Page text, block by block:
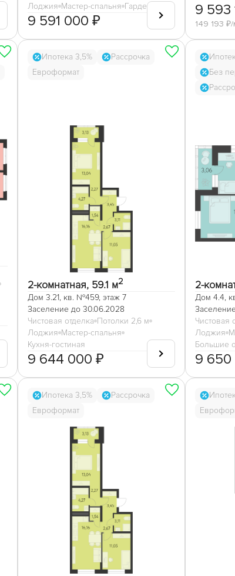
Лоджия Мастер-спальня Гардеробная
9 591 000 ₽
9 593
149 193 ₽/
Ипотека 3,5%
Рассрочка
Евроформат
2-комнатная, 59.1 м2
Дом 3.21, кв. №459, этаж 7
Заселение до 30.06.2028
Чистовая отделка Потолки 2,6 м
Лоджия Мастер-спальня
Кухня-гостиная
9 644 000 ₽
Без
2-
Дом 4.4,
Чистовая
Лоджия
Большие
9 650
Ипотека 3,5%
Рассрочка
Евроформат